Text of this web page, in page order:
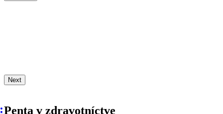
Next
Penta v zdravotníctve